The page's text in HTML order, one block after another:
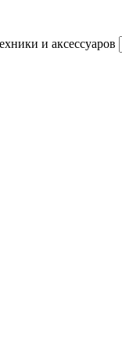
и аксессуаров